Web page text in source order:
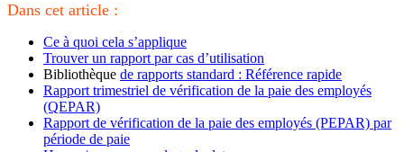
Dans cet article :
Ce à quoi cela s’applique
Trouver un rapport par cas d’utilisation
Bibliothèque de rapports standard : Référence rapide
Rapport trimestriel de vérification de la paie des employés
(QEPAR)
Rapport de vérification de la paie des employés (PEPAR) par
période de paie